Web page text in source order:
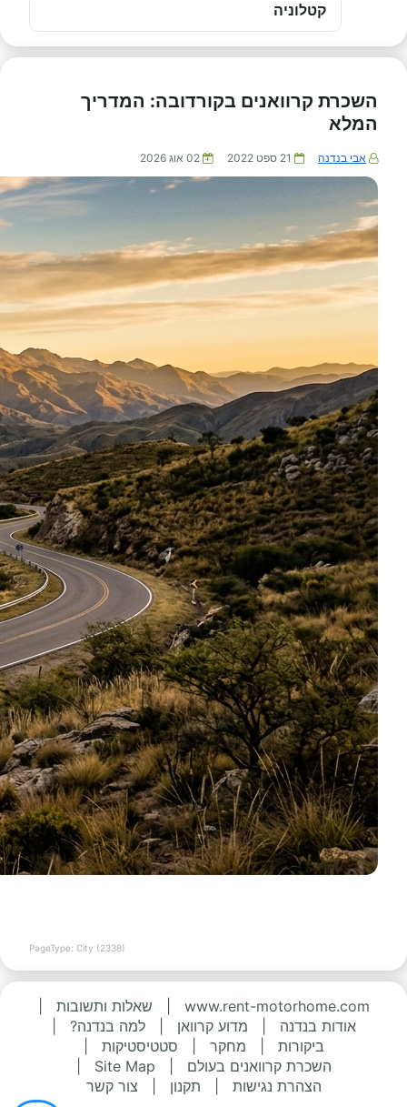
קטלוניה
השכרת קרוואנים בקורדובה: המדריך
המלא
אבי בנדנה 21 ספט 2022 02 אוג 2026
PageType: City (2338)
www.rent-motorhome.com שאלות ותשובות
אודות בנדנה
מדוע קרוואן למה בנדנה?
ביקורות
מחקר סטטיסטיקות
השכרת קרוואנים בעולם
Site Map
הצהרת נגישות
תקנון צור קשר